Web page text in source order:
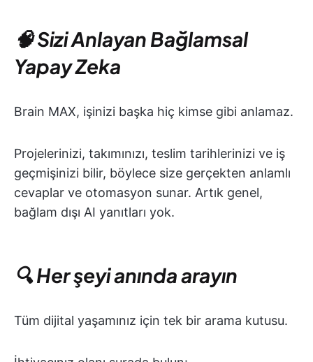
🧠 Sizi Anlayan Bağlamsal
Yapay Zeka
Brain MAX, işinizi başka hiç kimse gibi anlamaz.
Projelerinizi, takımınızı, teslim tarihlerinizi ve iş
geçmişinizi bilir, böylece size gerçekten anlamlı
cevaplar ve otomasyon sunar. Artık genel,
bağlam dışı AI yanıtları yok.
🔍 Her şeyi anında arayın
Tüm dijital yaşamınız için tek bir arama kutusu.